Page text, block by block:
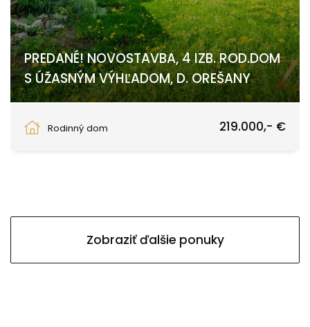
PREDANÉ! NOVOSTAVBA, 4 IZB. ROD.DOM
S ÚŽASNÝM VÝHĽADOM, D. OREŠANY
Rodinný dom
219.000,- €
Zobraziť ďalšie ponuky